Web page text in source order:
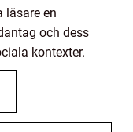
läsare en
och dess
kontexter.